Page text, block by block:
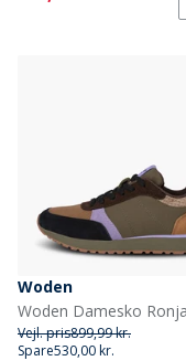
Woden
Vejl. pris899,99 kr.
Spare530,00 kr.